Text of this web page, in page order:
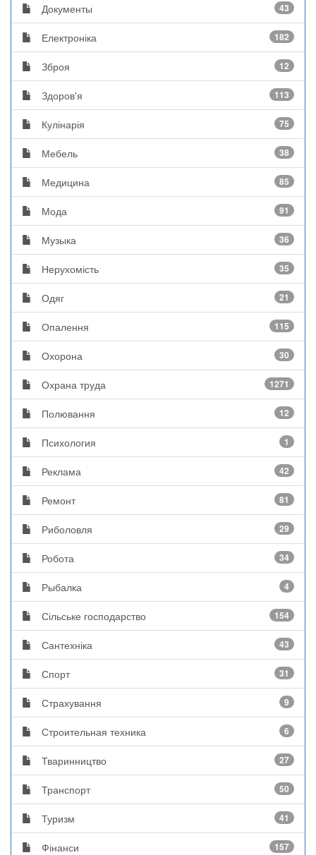
Документы 43
Електроніка 182
Зброя 12
Здоров'я 113
Кулінарія 75
Мебель 38
Медицина 85
Мода 91
Музыка 36
Нерухомість 35
Одяг 21
Опалення 115
Охорона 30
Охрана труда 1271
Полювання 12
Психология 1
Реклама 42
Ремонт 81
Риболовля 29
Робота 34
Рыбалка 4
Сільське господарство 154
Сантехніка 43
Спорт 31
Страхування 9
Строительная техника 6
Тваринництво 27
Транспорт 50
Туризм 41
Фінанси 157